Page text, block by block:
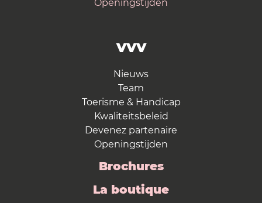
Openingstijden
VVV
Nieuws
Team
Toerisme & Handicap
Kwaliteitsbeleid
Devenez partenaire
Openingstijden
Brochures
La boutique